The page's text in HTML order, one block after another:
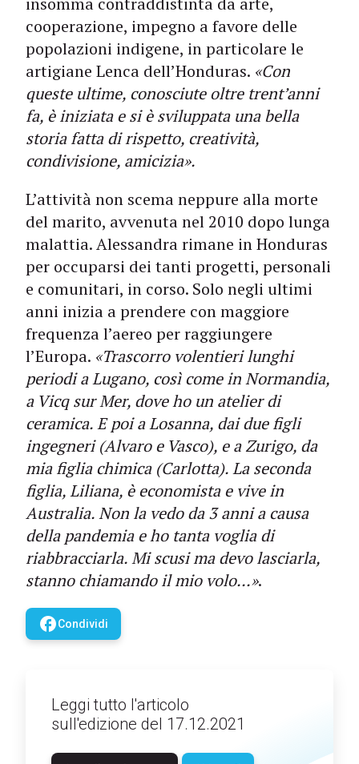
cooperazione, impegno a favore delle
popolazioni indigene, in particolare le
artigiane Lenca dell’Honduras. «Con
queste ultime, conosciute oltre trent’anni
fa, è iniziata e si è sviluppata una bella
storia fatta di rispetto, creatività,
condivisione, amicizia».
L’attività non scema neppure alla morte
del marito, avvenuta nel 2010 dopo lunga
malattia. Alessandra rimane in Honduras
per occuparsi dei tanti progetti, personali
e comunitari, in corso. Solo negli ultimi
anni inizia a prendere con maggiore
frequenza l’aereo per raggiungere
l’Europa. «Trascorro volentieri lunghi
periodi a Lugano, così come in Normandia,
a Vicq sur Mer, dove ho un atelier di
ceramica. E poi a Losanna, dai due figli
ingegneri (Alvaro e Vasco), e a Zurigo, da
mia figlia chimica (Carlotta). La seconda
figlia, Liliana, è economista e vive in
Australia. Non la vedo da 3 anni a causa
della pandemia e ho tanta voglia di
riabbracciarla. Mi scusi ma devo lasciarla,
stanno chiamando il mio volo...».
facebookCondividi
Leggi tutto l'articolo
sull'edizione del 17.12.2021